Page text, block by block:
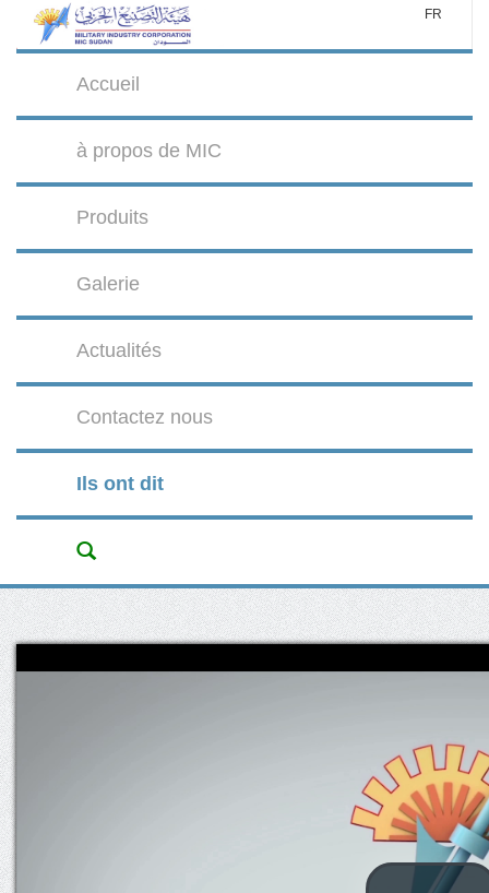
FR
Accueil
à propos de MIC
Produits
Galerie
Actualités
Contactez nous
Ils ont dit